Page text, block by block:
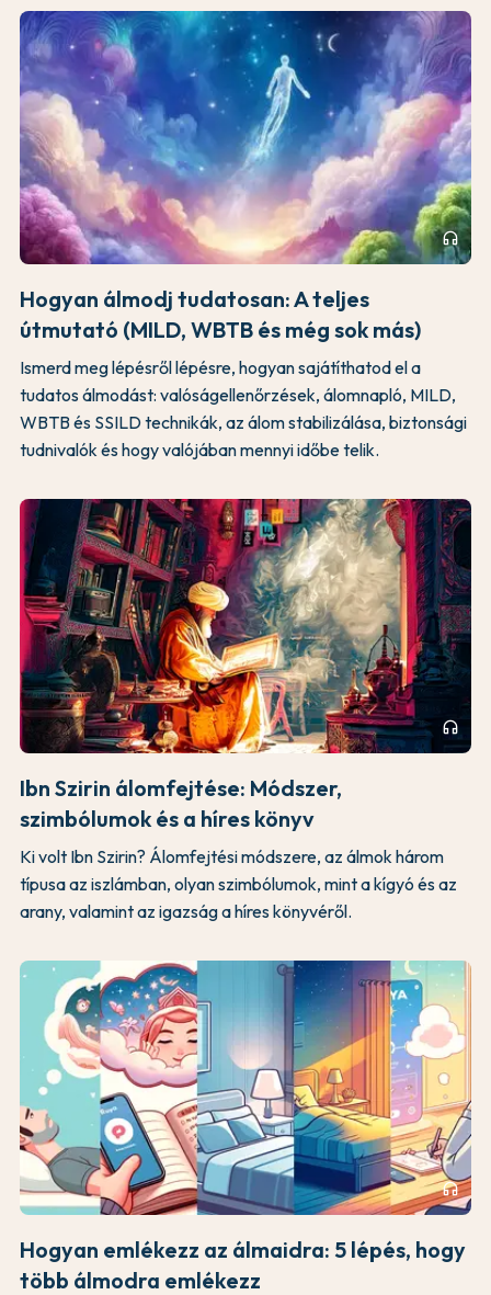
headphones
Hogyan álmodj tudatosan: A teljes
útmutató (MILD, WBTB és még sok más)
Ismerd meg lépésről lépésre, hogyan sajátíthatod el a
tudatos álmodást: valóságellenőrzések, álomnapló, MILD,
WBTB és SSILD technikák, az álom stabilizálása, biztonsági
tudnivalók és hogy valójában mennyi időbe telik.
headphones
Ibn Szirin álomfejtése: Módszer,
szimbólumok és a híres könyv
Ki volt Ibn Szirin? Álomfejtési módszere, az álmok három
típusa az iszlámban, olyan szimbólumok, mint a kígyó és az
arany, valamint az igazság a híres könyvéről.
headphones
Hogyan emlékezz az álmaidra: 5 lépés, hogy
több álmodra emlékezz